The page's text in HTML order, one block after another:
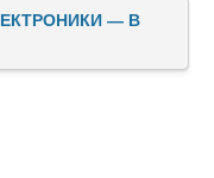
— В